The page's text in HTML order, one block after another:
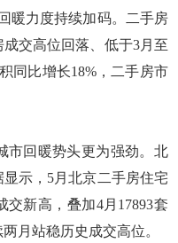
暖力度持续加码。二手房
交高位回落、低于3月至
同比增长18%，二手房市
回暖势头更为强劲。北
示，5月北京二手房住宅
交新高，叠加4月17893套
月站稳历史成交高位。